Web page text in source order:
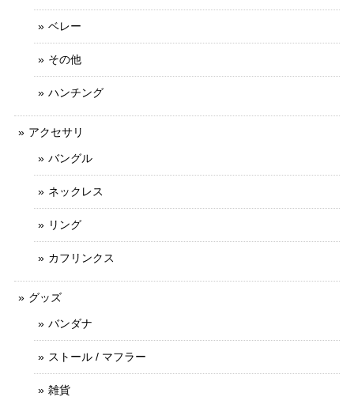
ベレー
その他
ハンチング
アクセサリ
バングル
ネックレス
リング
カフリンクス
グッズ
バンダナ
ストール / マフラー
雑貨